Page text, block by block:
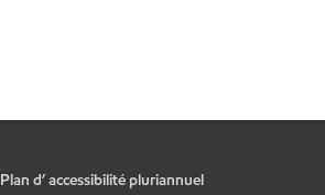
Plan d’ accessibilité pluriannuel